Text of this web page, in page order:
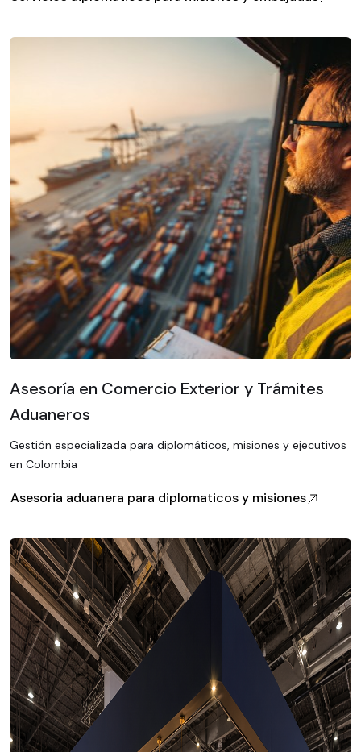
Asesoría en Comercio Exterior y Trámites
Aduaneros
Gestión especializada para diplomáticos, misiones y ejecutivos
en Colombia
Asesoria aduanera para diplomaticos y misiones